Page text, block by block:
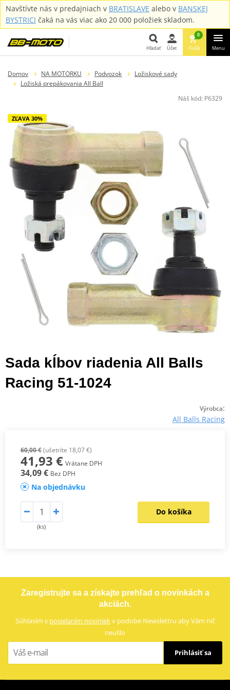
Navštívte nás v predajniach v BRATISLAVE alebo v BANSKEJ
BYSTRICI čaká na vás viac ako 20 000 položiek skladom.
Hľadať Účet
0
Košík Menu
Domov NA MOTORKU Podvozok
Ložiskové sady
Ložiská prepákovania All Ball
Náš kód: P6329
ZĽAVA 30%
Sada kĺbov riadenia All Balls
Racing 51-1024
Výrobca:
All Balls Racing
60,00 €(ušetríte 18,07 €)
41,93 € Vrátane DPH
34,09 € Bez DPH
Na objednávku
(ks)
Do košíka
Zaregistrujte sa a získajte prehľad o novinkách a
akciách.
Súhlasím s posielaním noviniekv podobe Newslettru aby Vám nič
neušlo
Prihlásiť sa